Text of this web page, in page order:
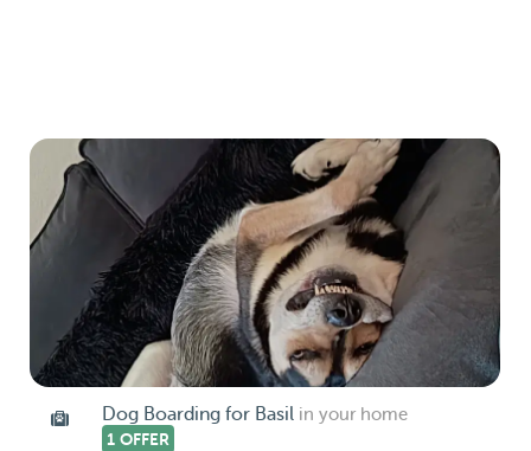
Dog Boarding for Basil in your home
1 OFFER